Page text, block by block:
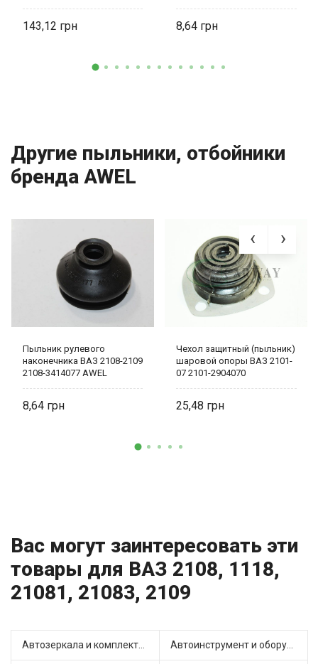
143,12 8,64
Другие пыльники, отбойники
бренда AWEL
Пыльник рулевого
наконечника ВАЗ 2108-2109
2108-3414077 AWEL
8,64
Чехол защитный (пыльник)
шаровой опоры ВАЗ 2101-
07 2101-2904070
25,48
Вас могут заинтересовать эти
товары для ВАЗ 2108, 1118,
21081, 21083, 2109
Автозеркала и комплектующие (13) Автоинструмент и оборудование (3)